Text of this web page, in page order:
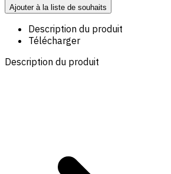
Ajouter à la liste de souhaits
Description du produit
Télécharger
Description du produit